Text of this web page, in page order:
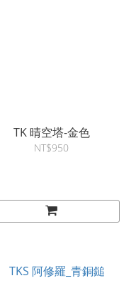
TK 晴空塔-金色
NT$950